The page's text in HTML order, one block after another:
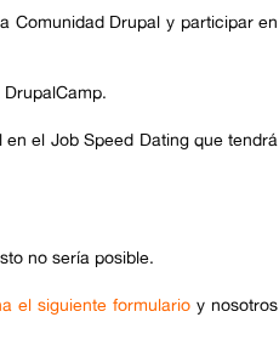
Comunidad Drupal y participar en
el Job Speed Dating que tendrá
no sería posible.
el siguiente formulario y nosotros